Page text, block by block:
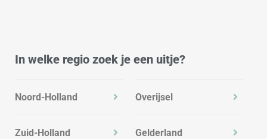
In welke regio zoek je een uitje?
Noord-Holland
Zuid-Holland
Overijsel
Gelderland